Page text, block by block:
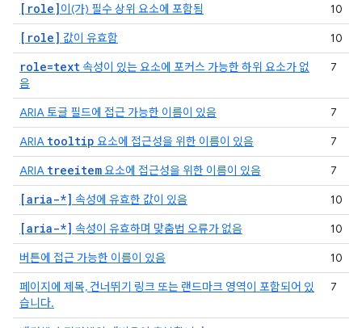
[role]이(가) 필수 상위 요소에 포함됨 10
[role] 값이 유효함 10
role=text속성이 있는 요소에 포커스 가능한 하위 요소가 없
음
7
ARIA 토글 필드에 접근 가능한 이름이 있음
7
ARIA tooltip 요소에 접근성을 위한 이름이 있음
7
ARIA treeitem요소에 접근성을 위한 이름이 있음 7
[aria-*] 속성에 유효한 값이 있음 10
[aria-*] 속성이 유효하며 맞춤법 오류가 없음
10
버튼에 접근 가능한 이름이 있음
10
페이지에 제목, 건너뛰기 링크 또는 랜드마크 영역이 포함되어 있
습니다.
7